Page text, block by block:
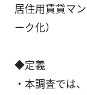
居住用賃貸マ
ーク化）
◆定義
・本調査では